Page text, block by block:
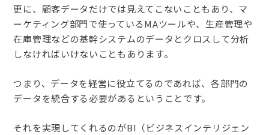
更に、顧客データだけでは見えてこないこともあり、マ
ーケティング部門で使っているMAツールや、生産管理や
在庫管理などの基幹システムのデータとクロスして分析
しなければいけないこともあります。
つまり、データを経営に役立てるのであれば、各部門の
データを統合する必要があるということです。
それを実現してくれるのがBI（ビジネスインテリジェン